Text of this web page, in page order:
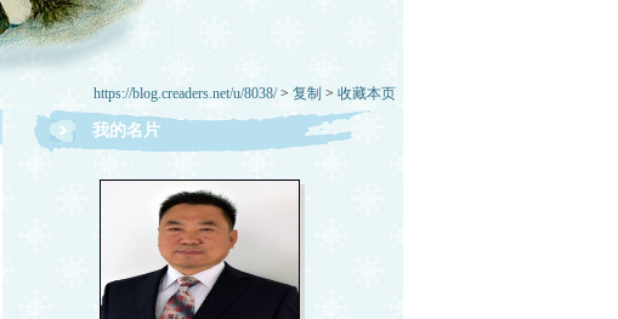
https://blog.creaders.net/u/8038/> 复制 > 收藏本页
我的名片